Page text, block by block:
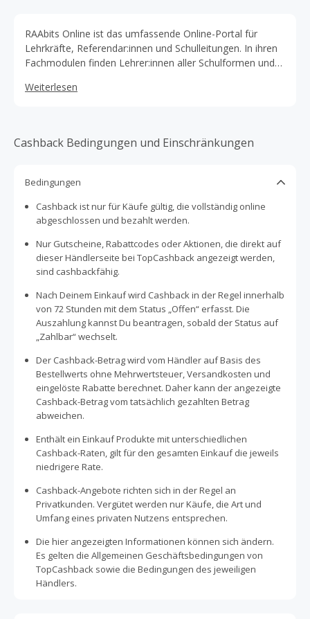
RAAbits Online ist das umfassende Online-Portal für
Lehrkräfte, Referendar:innen und Schulleitungen. In ihren
Fachmodulen finden Lehrer:innen aller Schulformen und
ausgearbeitete Unterrichtseinheiten und direkt
allen wichtigen Belangen rund um das Lehramt, Unterricht
und Schulmanagement.
Weiterlesen
Cashback Bedingungen und Einschränkungen
Bedingungen
Cashback ist nur für Käufe gültig, die vollständig online
abgeschlossen und bezahlt werden.
Nur Gutscheine, Rabattcodes oder Aktionen, die direkt auf
dieser Händlerseite bei TopCashback angezeigt werden,
sind cashbackfähig.
Nach Deinem Einkauf wird Cashback in der Regel innerhalb
von 72 Stunden mit dem Status „Offen“ erfasst. Die
Auszahlung kannst Du beantragen, sobald der Status auf
„Zahlbar“ wechselt.
Der Cashback-Betrag wird vom Händler auf Basis des
Bestellwerts ohne Mehrwertsteuer, Versandkosten und
eingelöste Rabatte berechnet. Daher kann der angezeigte
Cashback-Betrag vom tatsächlich gezahlten Betrag
abweichen.
Enthält ein Einkauf Produkte mit unterschiedlichen
Cashback-Raten, gilt für den gesamten Einkauf die jeweils
niedrigere Rate.
Cashback-Angebote richten sich in der Regel an
Privatkunden. Vergütet werden nur Käufe, die Art und
Umfang eines privaten Nutzens entsprechen.
Die hier angezeigten Informationen können sich ändern.
Es gelten die Allgemeinen Geschäftsbedingungen von
TopCashback sowie die Bedingungen des jeweiligen
Händlers.